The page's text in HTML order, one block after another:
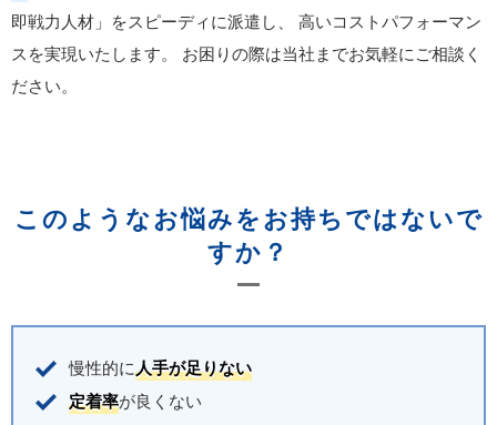
即戦力人材」をスピーディに派遣し、
高いコストパフォーマン
スを実現いたします。
お困りの際は当社までお気軽にご相談く
ださい。
このようなお悩みをお持ちではないで
すか？
慢性的に人手が足りない
定着率が良くない